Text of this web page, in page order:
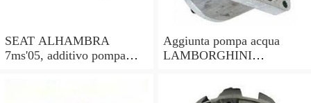
SEAT ALHAMBRA
7ms'05, additivo pompa
Aggiunta pompa acqua
LAMBORGHINI
410819025 410819377